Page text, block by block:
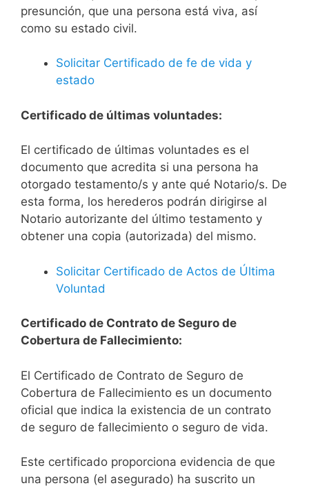
presunción, que una persona está viva, así
como su estado civil.
Solicitar Certificado de fe de vida y
estado
Certificado de últimas voluntades:
El certificado de últimas voluntades es el
documento que acredita si una persona ha
otorgado testamento/s y ante qué Notario/s. De
esta forma, los herederos podrán dirigirse al
Notario autorizante del último testamento y
obtener una copia (autorizada) del mismo.
Solicitar Certificado de Actos de Última
Voluntad
Certificado de Contrato de Seguro de
Cobertura de Fallecimiento:
El Certificado de Contrato de Seguro de
Cobertura de Fallecimiento es un documento
oficial que indica la existencia de un contrato
de seguro de fallecimiento o seguro de vida.
Este certificado proporciona evidencia de que
una persona (el asegurado) ha suscrito un